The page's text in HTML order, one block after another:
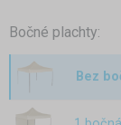
Bočné plachty:
Bez